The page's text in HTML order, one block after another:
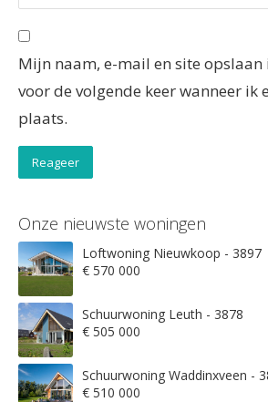
Mijn naam, e-mail en site opslaan
voor de volgende keer wanneer ik
plaats.
Onze nieuwste woningen
Loftwoning Nieuwkoop - 3897
€ 570 000
Schuurwoning Leuth - 3878
€ 505 000
Schuurwoning Waddinxveen -
€ 510 000